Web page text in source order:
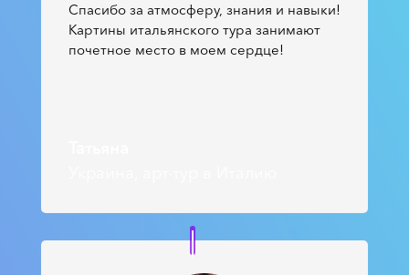
Спасибо за атмосферу, знания и навыки!
Картины итальянского тура занимают
почетное место в моем сердце!